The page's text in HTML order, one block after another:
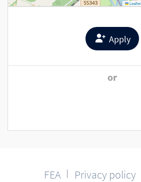
Leaflet
Apply
or
FEA Privacy policy